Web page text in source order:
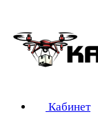
Кабинет